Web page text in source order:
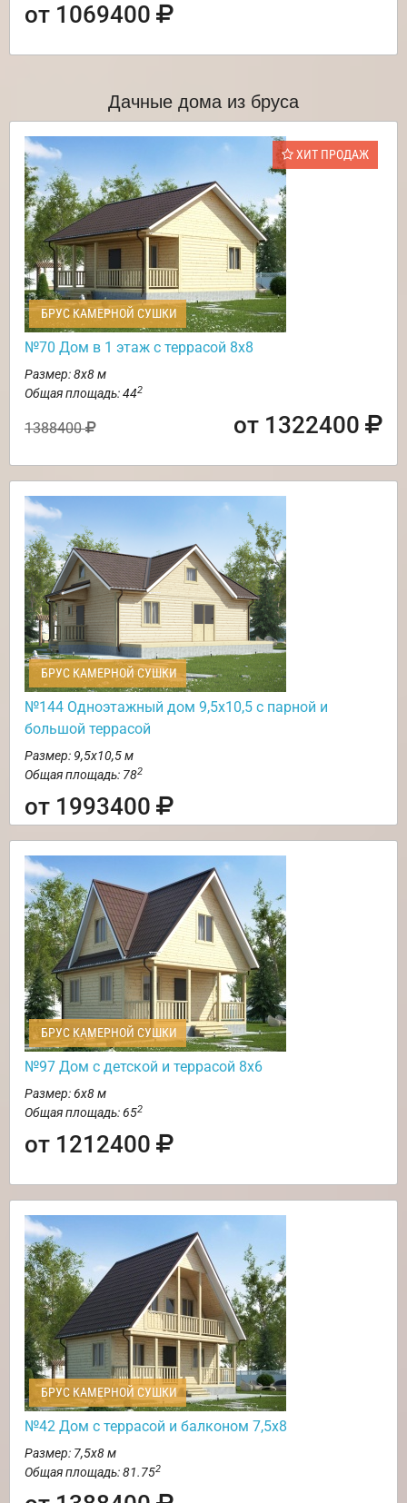
от 1069400
Дачные дома из бруса
ХИТ ПРОДАЖ
БРУС КАМЕРНОЙ СУШКИ
№70 Дом в 1 этаж с террасой 8х8
Размер: 8х8 м
Общая площадь: 442
1388400 от 1322400
БРУС КАМЕРНОЙ СУШКИ
№144 Одноэтажный дом 9,5х10,5 с парной и
большой террасой
Размер: 9,5х10,5 м
Общая площадь: 782
от 1993400
БРУС КАМЕРНОЙ СУШКИ
№97 Дом с детской и террасой 8х6
Размер: 6х8 м
Общая площадь: 652
от 1212400
БРУС КАМЕРНОЙ СУШКИ
№42 Дом с террасой и балконом 7,5х8
Размер: 7,5х8 м
Общая площадь: 81.752